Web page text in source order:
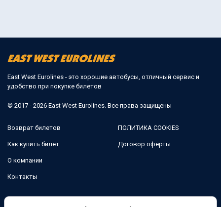
East West Eurolines - это хорошие автобусы, отличный сервис и
удобство при покупке билетов
© 2017 - 2026 East West Eurolines. Все права защищены
Возврат билетов
Как купить билет
О компании
Контакты
ПОЛИТИКА COOKIES
Договор оферты